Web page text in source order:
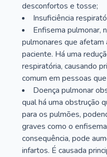
desconfortos e tosse;
Insuficiência
Enfisema pulmonar,
pulmonares que
paciente. Há uma
respiratória, causando
comum em pessoas
Doença pulmonar
qual há uma obstrução
para os pulmões,
graves como o
consequência, pode
infartos. É causada